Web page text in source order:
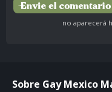
no aparecerá
Sobre Gay Mexico